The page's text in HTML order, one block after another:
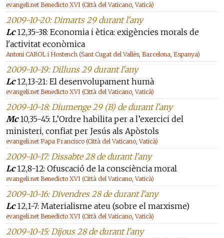
evangeli.net Benedicto XVI (Città del Vaticano, Vaticà)
2009-10-20: Dimarts 29 durant l'any
Lc12,35-38: Economia i ètica: exigències morals de
l'activitat econòmica
Antoni CAROL i Hostench (Sant Cugat del Vallès, Barcelona, Espanya)
2009-10-19: Dilluns 29 durant l'any
Lc12,13-21: El desenvolupament humà
evangeli.net Benedicto XVI (Città del Vaticano, Vaticà)
2009-10-18: Diumenge 29 (B) de durant l'any
Mc10,35-45: L’Ordre habilita per a l’exercici del
ministeri, confiat per Jesús als Apòstols
evangeli.net Papa Francisco (Città del Vaticano, Vaticà)
2009-10-17: Dissabte 28 de durant l'any
Lc12,8-12: Ofuscació de la consciència moral
evangeli.net Benedicto XVI (Città del Vaticano, Vaticà)
2009-10-16: Divendres 28 de durant l'any
Lc12,1-7: Materialisme ateu (sobre el marxisme)
evangeli.net Benedicto XVI (Città del Vaticano, Vaticà)
2009-10-15: Dijous 28 de durant l'any